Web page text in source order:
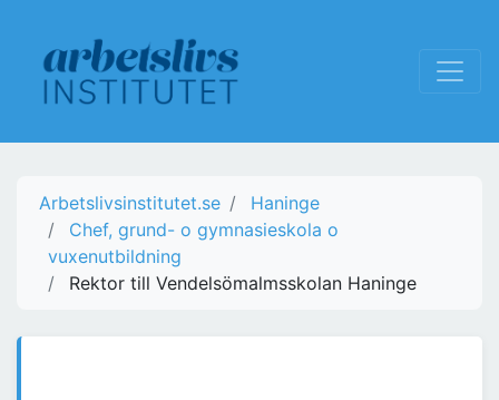
Arbetslivsinstitutet.se
Haninge
Chef, grund- o gymnasieskola o
vuxenutbildning
Rektor till Vendelsömalmsskolan Haninge